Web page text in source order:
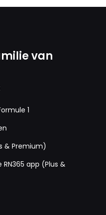
van
1
& Premium)
app (Plus &